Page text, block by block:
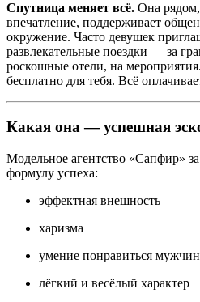
Спутница меняет всё. Она
впечатление, поддерживает
окружение. Часто девушек
развлекательные поездки — за
роскошные отели, на
бесплатно для тебя. Всё
Какая она — успешная
Модельное агентство «Сапфир»
формулу успеха:
эффектная внешность
харизма
умение понравиться
лёгкий и весёлый характер